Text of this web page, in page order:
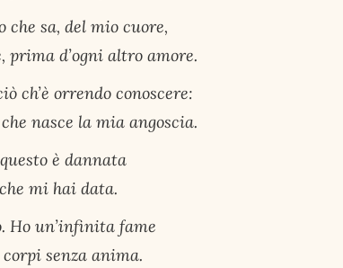
che sa, del mio cuore,
prima d’ogni altro amore.
ch’è orrendo conoscere:
nasce la mia angoscia.
è dannata
mi hai data.
Ho un’infinita fame
corpi senza anima.